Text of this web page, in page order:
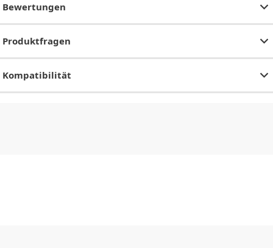
Bewertungen
Produktfragen
Kompatibilität